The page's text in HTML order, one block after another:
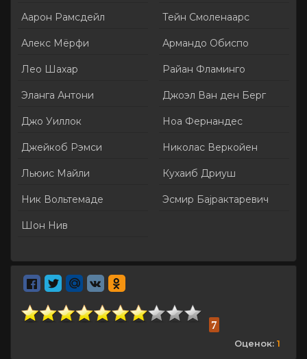
Аарон Рамсдейл
Алекс Мёрфи
Лео Шахар
Эланга Антони
Джо Уиллок
Джейкоб Рэмси
Льюис Майли
Ник Вольтемаде
Шон Нив
Тейн Смоленаарс
Армандо Обиспо
Райан Фламинго
Джоэл Ван ден Берг
Ноа Фернандес
Николас Веркойен
Кухаиб Дриуш
Эсмир Бајрактаревич
7
Оценок: 1